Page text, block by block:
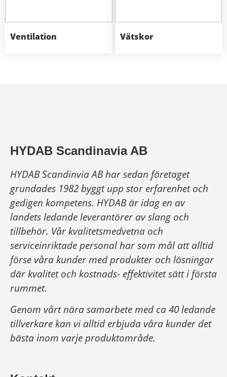
Ventilation Vätskor
HYDAB Scandinavia AB
HYDAB Scandinvia AB har sedan företaget
grundades 1982 byggt upp stor erfarenhet och
gedigen kompetens. HYDAB är idag en av
landets ledande leverantörer av slang och
tillbehör. Vår kvalitetsmedvetna och
serviceinriktade personal har som mål att alltid
förse våra kunder med produkter och lösningar
där kvalitet och kostnads- effektivitet sätt i första
rummet.
Genom vårt nära samarbete med ca 40 ledande
tillverkare kan vi alltid erbjuda våra kunder det
bästa inom varje produktområde.